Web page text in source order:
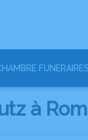
FUNERAIRE
à